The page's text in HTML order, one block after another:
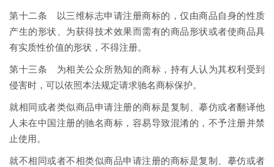
第十二条 以三维标志申请注册商标的，仅由商品自身的性质
产生的形状、为获得技术效果而需有的商品形状或者使商品具
有实质性价值的形状，不得注册。
第十三条 为相关公众所熟知的商标，持有人认为其权利受到
侵害时，可以依照本法规定请求驰名商标保护。
就相同或者类似商品申请注册的商标是复制、摹仿或者翻译他
人未在中国注册的驰名商标，容易导致混淆的，不予注册并禁
止使用。
就不相同或者不相类似商品申请注册的商标是复制、摹仿或者